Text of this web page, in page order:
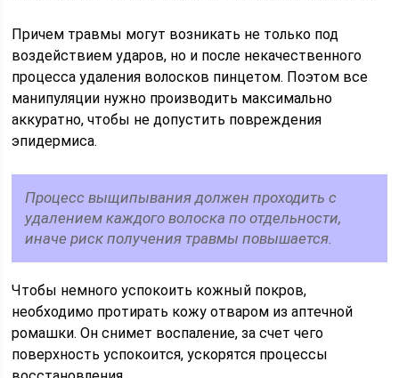
Причем травмы могут возникать не только под
воздействием ударов, но и после некачественного
процесса удаления волосков пинцетом. Поэтом все
манипуляции нужно производить максимально
аккуратно, чтобы не допустить повреждения
эпидермиса.
Процесс выщипывания должен проходить с
удалением каждого волоска по отдельности,
иначе риск получения травмы повышается.
Чтобы немного успокоить кожный покров,
необходимо протирать кожу отваром из аптечной
ромашки. Он снимет воспаление, за счет чего
поверхность успокоится, ускорятся процессы